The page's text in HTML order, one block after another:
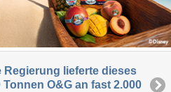
lieferte dieses
O&G an fast 2.000